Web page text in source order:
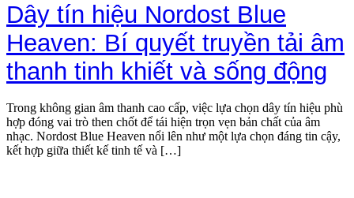
Dây tín hiệu Nordost Blue
Heaven: Bí quyết truyền tải âm
thanh tinh khiết và sống động
Trong không gian âm thanh cao cấp, việc lựa chọn dây tín hiệu phù
hợp đóng vai trò then chốt để tái hiện trọn vẹn bản chất của âm
nhạc. Nordost Blue Heaven nổi lên như một lựa chọn đáng tin cậy,
kết hợp giữa thiết kế tinh tế và […]